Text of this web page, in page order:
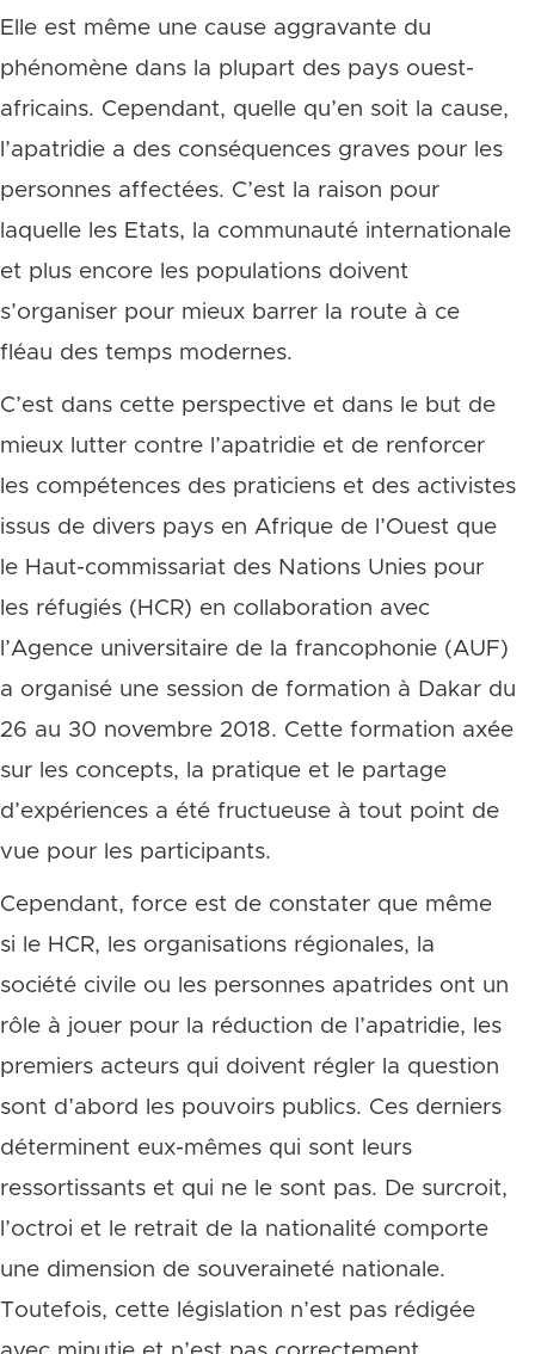
Elle est même une cause aggravante du
phénomène dans la plupart des pays ouest-
africains. Cependant, quelle qu’en soit la cause,
l’apatridie a des conséquences graves pour les
personnes affectées. C’est la raison pour
laquelle les Etats, la communauté internationale
et plus encore les populations doivent
s’organiser pour mieux barrer la route à ce
fléau des temps modernes.
C’est dans cette perspective et dans le but de
mieux lutter contre l’apatridie et de renforcer
les compétences des praticiens et des activistes
issus de divers pays en Afrique de l’Ouest que
le Haut-commissariat des Nations Unies pour
les réfugiés (HCR) en collaboration avec
l’Agence universitaire de la francophonie (AUF)
a organisé une session de formation à Dakar du
26 au 30 novembre 2018. Cette formation axée
sur les concepts, la pratique et le partage
d’expériences a été fructueuse à tout point de
vue pour les participants.
Cependant, force est de constater que même
si le HCR, les organisations régionales, la
société civile ou les personnes apatrides ont un
rôle à jouer pour la réduction de l’apatridie, les
premiers acteurs qui doivent régler la question
sont d’abord les pouvoirs publics. Ces derniers
déterminent eux-mêmes qui sont leurs
ressortissants et qui ne le sont pas. De surcroit,
l’octroi et le retrait de la nationalité comporte
une dimension de souveraineté nationale.
Toutefois, cette législation n’est pas rédigée